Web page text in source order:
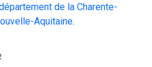
de la Charente-
Aquitaine.